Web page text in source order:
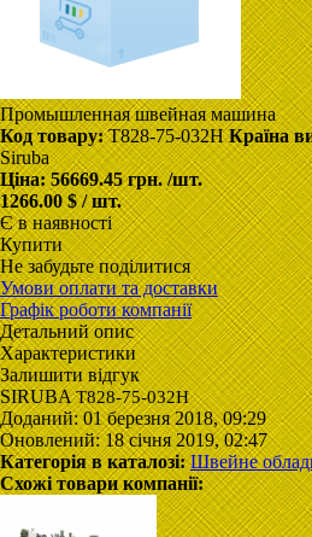
Промышленная швейная машина
Код товару:T828-75-032H Країна
Siruba
Ціна:56669.45 грн./шт.
1266.00 $ / шт.
Є в наявності
Купити
Не забудьте поділитися
Умови оплати та доставки
Графік роботи компанії
Детальний опис
Характеристики
Залишити відгук
SIRUBAT828-75-032H
Доданий: 01 березня 2018, 09:29
Оновлений: 18 січня 2019, 02:47
Категорія в каталозі: Швейне
Схожі товари компанії: